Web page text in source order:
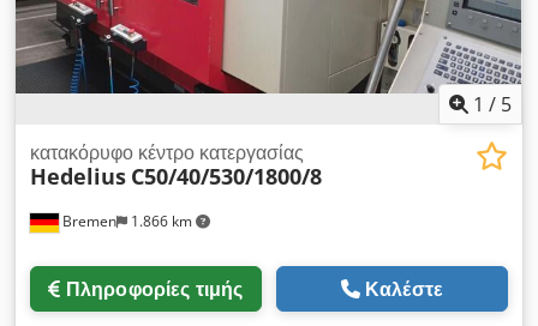
1 / 5
Bremen 1.866 km
κατακόρυφο κέντρο κατεργασίας
Hedelius C50/40/530/1800/8
Πληροφορίες τιμής Καλέστε